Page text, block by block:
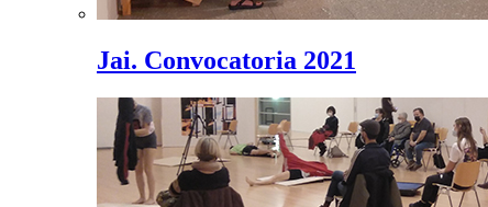
Jai. Convocatoria 2021